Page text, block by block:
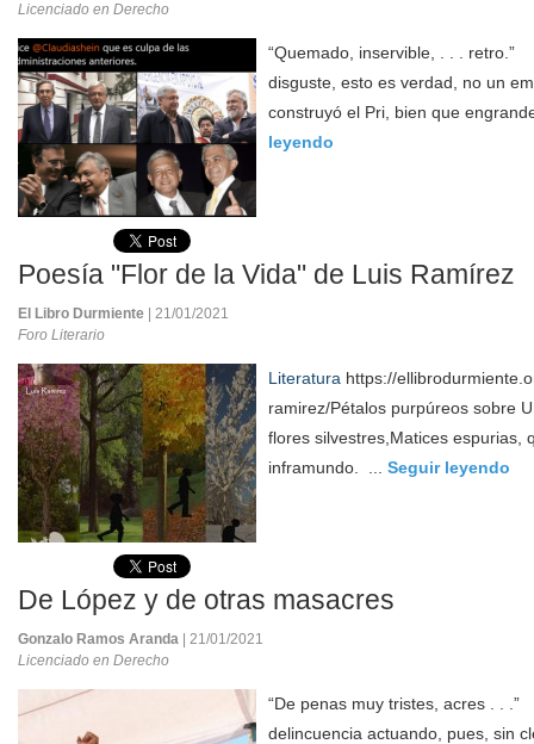
Licenciado en Derecho
“Quemado, inservible, . . . retro.”
disguste, esto es verdad, no un
construyó el Pri, bien que
leyendo
Poesía "Flor de la Vida" de Luis Ramírez
El Libro Durmiente
| 21/01/2021
Foro Literario
Literatura https://
ramirez/Pétalos purpúreos sobre
flores silvestres,Matices espurias,
inframundo. ... Seguir leyendo
De López y de otras masacres
Gonzalo Ramos Aranda
| 21/01/2021
Licenciado en Derecho
“De penas muy tristes, acres . .
delincuencia actuando, pues, sin